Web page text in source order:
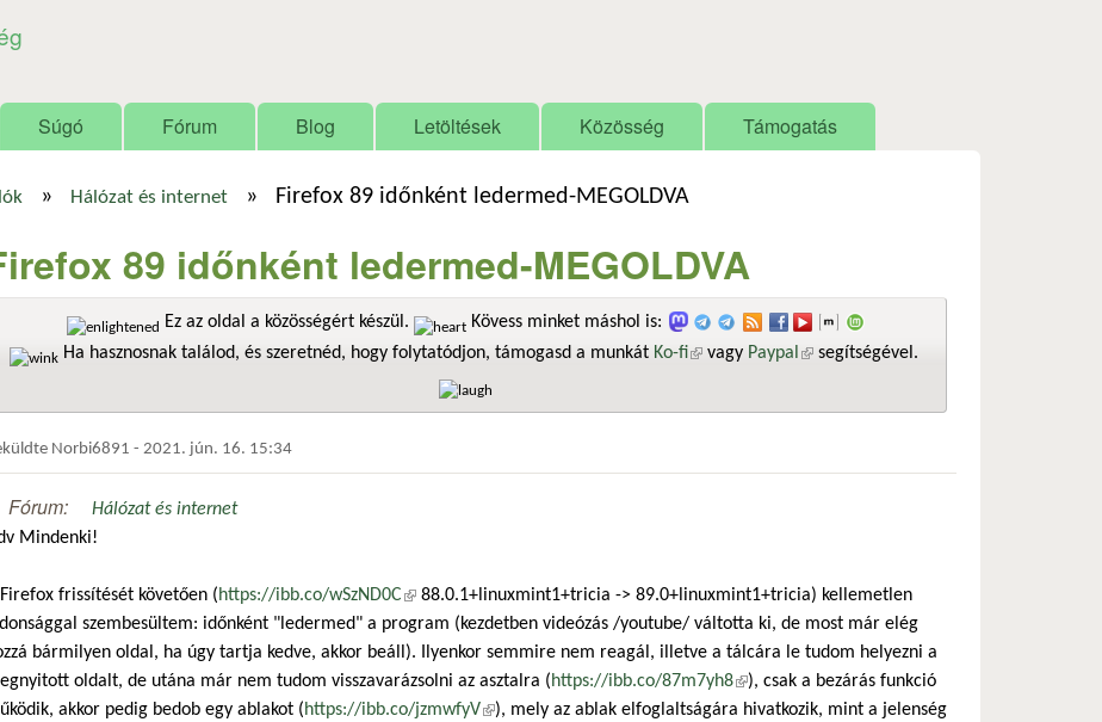
Súgó Fórum Blog Letöltések Közösség Támogatás
» Hálózat és internet » Firefox 89 időnként ledermed-MEGOLDVA
89 időnként ledermed-MEGOLDVA
Ez az oldal a közösségért készül.
Kövess minket máshol is:
Ha hasznosnak találod, és szeretnéd, hogy folytatódjon, támogasd a munkát Ko-fi(külső hivatkozás)
vagy Paypal (külső hivatkozás)
segítségével.
Norbi6891 - 2021. jún. 16. 15:34
Fórum:
Hálózat és internet
Mindenki!
frissítését követően (https://ibb.co/wSzND0C(külső hivatkozás)
88.0.1+linuxmint1+tricia -> 89.0+linuxmint1+tricia) kellemetlen
szembesültem: időnként "ledermed" a program (kezdetben videózás /youtube/ váltotta ki, de most már elég
bármilyen oldal, ha úgy tartja kedve, akkor beáll). Ilyenkor semmire nem reagál, illetve a tálcára le tudom helyezni a
oldalt, de utána már nem tudom visszavarázsolni az asztalra (https://ibb.co/87m7yh8(külső hivatkozás)
), csak a bezárás funkció
akkor pedig bedob egy ablakot (https://ibb.co/jzmwfyV(külső hivatkozás)
), mely az ablak elfoglaltságára hivatkozik, mint a jelenség